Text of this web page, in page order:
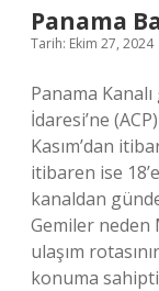
Panama
Tarih: Ekim 27, 2024
Panama
İdaresi’ne
Kasım’dan
itibaren ise
kanaldan
Gemiler neden
ulaşım
konuma